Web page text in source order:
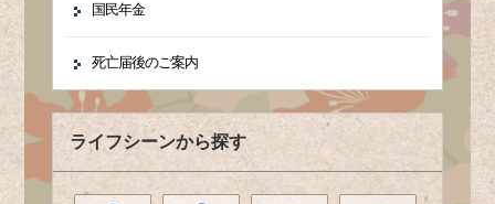
国民年金
死亡届後のご案内
ライフシーンから探す